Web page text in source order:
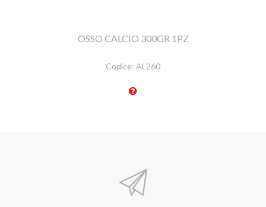
OSSO CALCIO 300GR 1PZ
Codice: AL260